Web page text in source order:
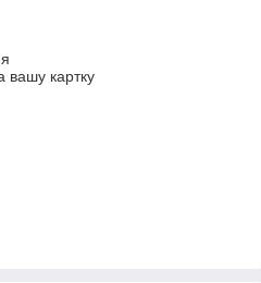
вашу картку